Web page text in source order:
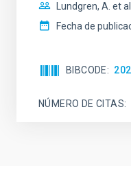
Lundgren, A. et al.
Fecha de
BIBCODE
NÚMERO DE CITAS